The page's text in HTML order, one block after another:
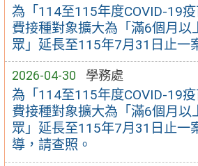
為「114至115年度COVID-19
費接種對象擴大為「滿6個月以
眾」延長至115年7月31日止一
2026-04-30 學務處
為「114至115年度COVID-19
費接種對象擴大為「滿6個月以
眾」延長至115年7月31日止一
導，請查照。